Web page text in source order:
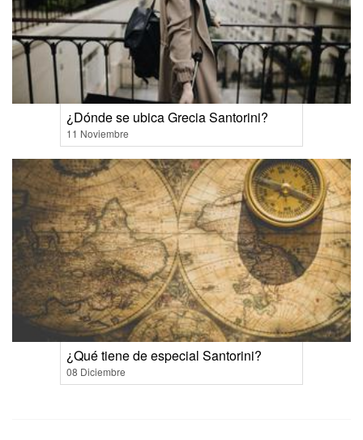
¿Dónde se ubica Grecia Santorini?
11 Noviembre
¿Qué tiene de especial Santorini?
08 Diciembre